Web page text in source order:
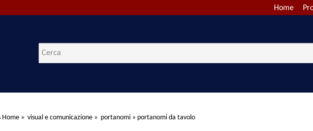
Home
Home » visual e comunicazione » portanomi » portanomi da tavolo